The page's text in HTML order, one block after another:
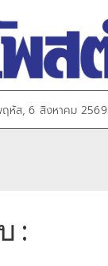
หัส, 6 สิงหาคม 2569
: